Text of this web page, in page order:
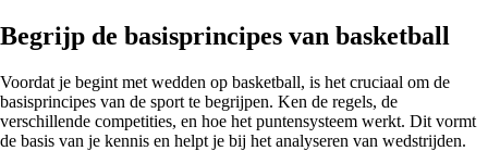
Begrijp de basisprincipes van basketball
Voordat je begint met wedden op basketball, is het cruciaal om de
basisprincipes van de sport te begrijpen. Ken de regels, de
verschillende competities, en hoe het puntensysteem werkt. Dit vormt
de basis van je kennis en helpt je bij het analyseren van wedstrijden.